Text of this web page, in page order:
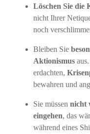
Löschen Sie die
nicht Ihrer
noch
Bleiben Sie
Aktionismus
erdachten,
bewahren und
Sie müssen nicht
eingehen, das
während eines